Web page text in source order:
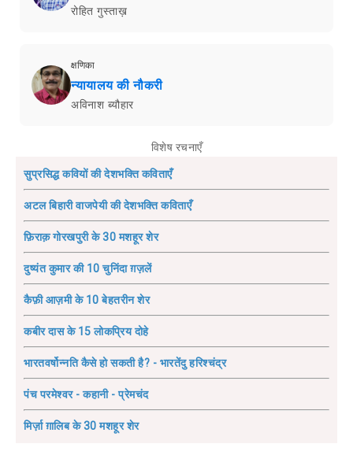
रोहित गुस्ताख़
क्षणिका
न्यायालय की नौकरी
अविनाश ब्यौहार
विशेष रचनाएँ
सुप्रसिद्ध कवियों की देशभक्ति कविताएँ
अटल बिहारी वाजपेयी की देशभक्ति कविताएँ
फ़िराक़ गोरखपुरी के 30 मशहूर शेर
दुष्यंत कुमार की 10 चुनिंदा ग़ज़लें
कैफ़ी आज़मी के 10 बेहतरीन शेर
कबीर दास के 15 लोकप्रिय दोहे
भारतवर्षोन्नति कैसे हो सकती है? - भारतेंदु हरिश्चंद्र
पंच परमेश्वर - कहानी - प्रेमचंद
मिर्ज़ा ग़ालिब के 30 मशहूर शेर